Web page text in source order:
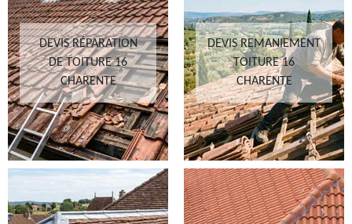
DEVIS RÉPARATION
DE TOITURE 16
CHARENTE
DEVIS REMANIEMENT
TOITURE 16
CHARENTE